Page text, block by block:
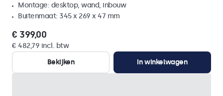
Montage: desktop, wand, inbouw
Buitenmaat: 345 x 269 x 47 mm
€ 399,00
€ 482,79 incl. btw
Bekijken
In winkelwagen